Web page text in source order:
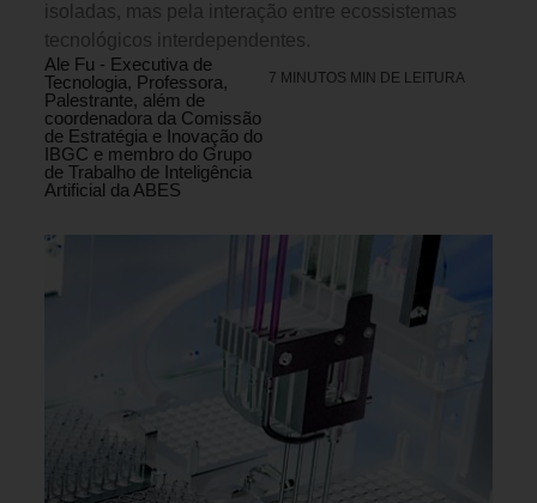
isoladas, mas pela interação entre ecossistemas
tecnológicos interdependentes.
Ale Fu - Executiva de
Tecnologia, Professora,
Palestrante, além de
coordenadora da Comissão
de Estratégia e Inovação do
IBGC e membro do Grupo
de Trabalho de Inteligência
Artificial da ABES
7 MINUTOS MIN DE LEITURA